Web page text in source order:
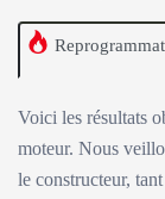
Voici les résultats
moteur. Nous
le constructeur,